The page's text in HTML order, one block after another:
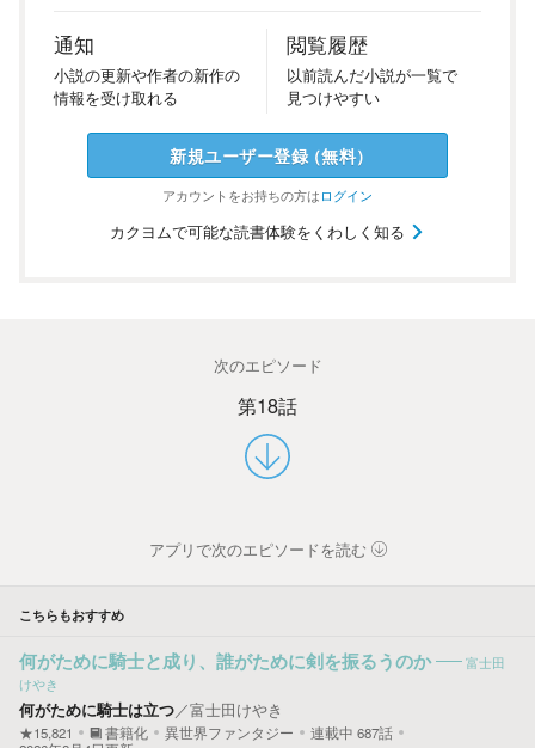
通知
小説の更新や作者の新作の
情報を受け取れる
閲覧履歴
以前読んだ小説が一覧で
見つけやすい
新規ユーザー登録（無料）
アカウントをお持ちの方はログイン
カクヨムで可能な読書体験をくわしく知る
次のエピソード
第18話
アプリで次のエピソードを読む
こちらもおすすめ
何がために騎士と成り、誰がために剣を振るうのか
富士田
けやき
何がために騎士は立つ／富士田けやき
★15,821 書籍化 異世界ファンタジー 連載中 687話